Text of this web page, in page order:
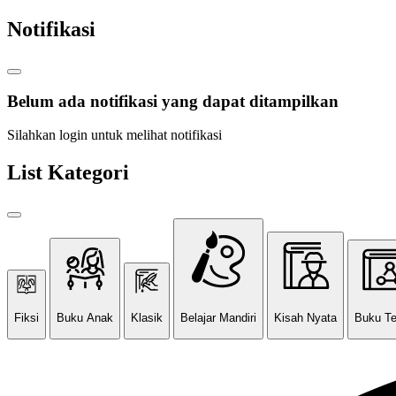
Notifikasi
Belum ada notifikasi yang dapat ditampilkan
Silahkan login untuk melihat notifikasi
List Kategori
Fiksi Buku Anak Klasik Belajar Mandiri Kisah Nyata Buku